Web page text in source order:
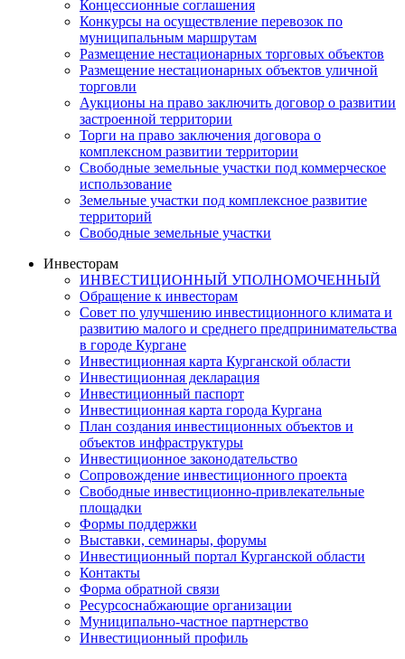
Концессионные соглашения
Конкурсы на осуществление перевозок по
муниципальным маршрутам
Размещение нестационарных торговых объектов
Размещение нестационарных объектов уличной
торговли
Аукционы на право заключить договор о развитии
застроенной территории
Торги на право заключения договора о
комплексном развитии территории
Свободные земельные участки под коммерческое
использование
Земельные участки под комплексное развитие
территорий
Свободные земельные участки
Инвесторам
ИНВЕСТИЦИОННЫЙ УПОЛНОМОЧЕННЫЙ
Обращение к инвесторам
Совет по улучшению инвестиционного климата и
развитию малого и среднего предпринимательства
в городе Кургане
Инвестиционная карта Курганской области
Инвестиционная декларация
Инвестиционный паспорт
Инвестиционная карта города Кургана
План создания инвестиционных объектов и
объектов инфраструктуры
Инвестиционное законодательство
Сопровождение инвестиционного проекта
Свободные инвестиционно-привлекательные
площадки
Формы поддержки
Выставки, семинары, форумы
Инвестиционный портал Курганской области
Контакты
Форма обратной связи
Ресурсоснабжающие организации
Муниципально-частное партнерство
Инвестиционный профиль